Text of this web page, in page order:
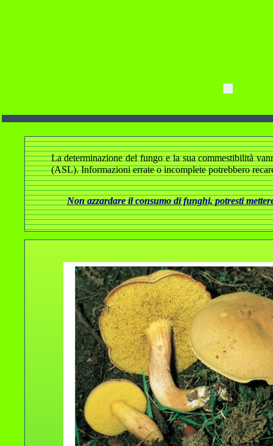
La determinazione del fungo e la sua commestibilità
(ASL). Informazioni errate o incomplete potrebbero
Non azzardare il consumo di funghi, potresti